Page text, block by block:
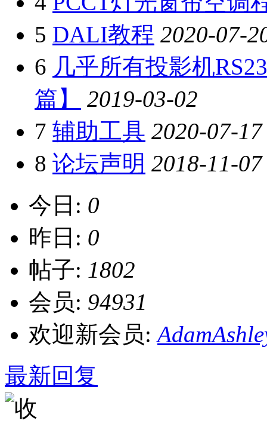
5 DALI教程 2020-07-
6 几乎所有投影机
篇】
2019-03-02
7 辅助工具 2020-07-17
8 论坛声明 2018-11-07
今日: 0
昨日: 0
帖子: 1802
会员: 94931
欢迎新会员:
最新回复